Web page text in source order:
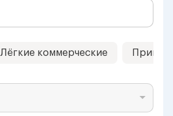
Лёгкие коммерческие